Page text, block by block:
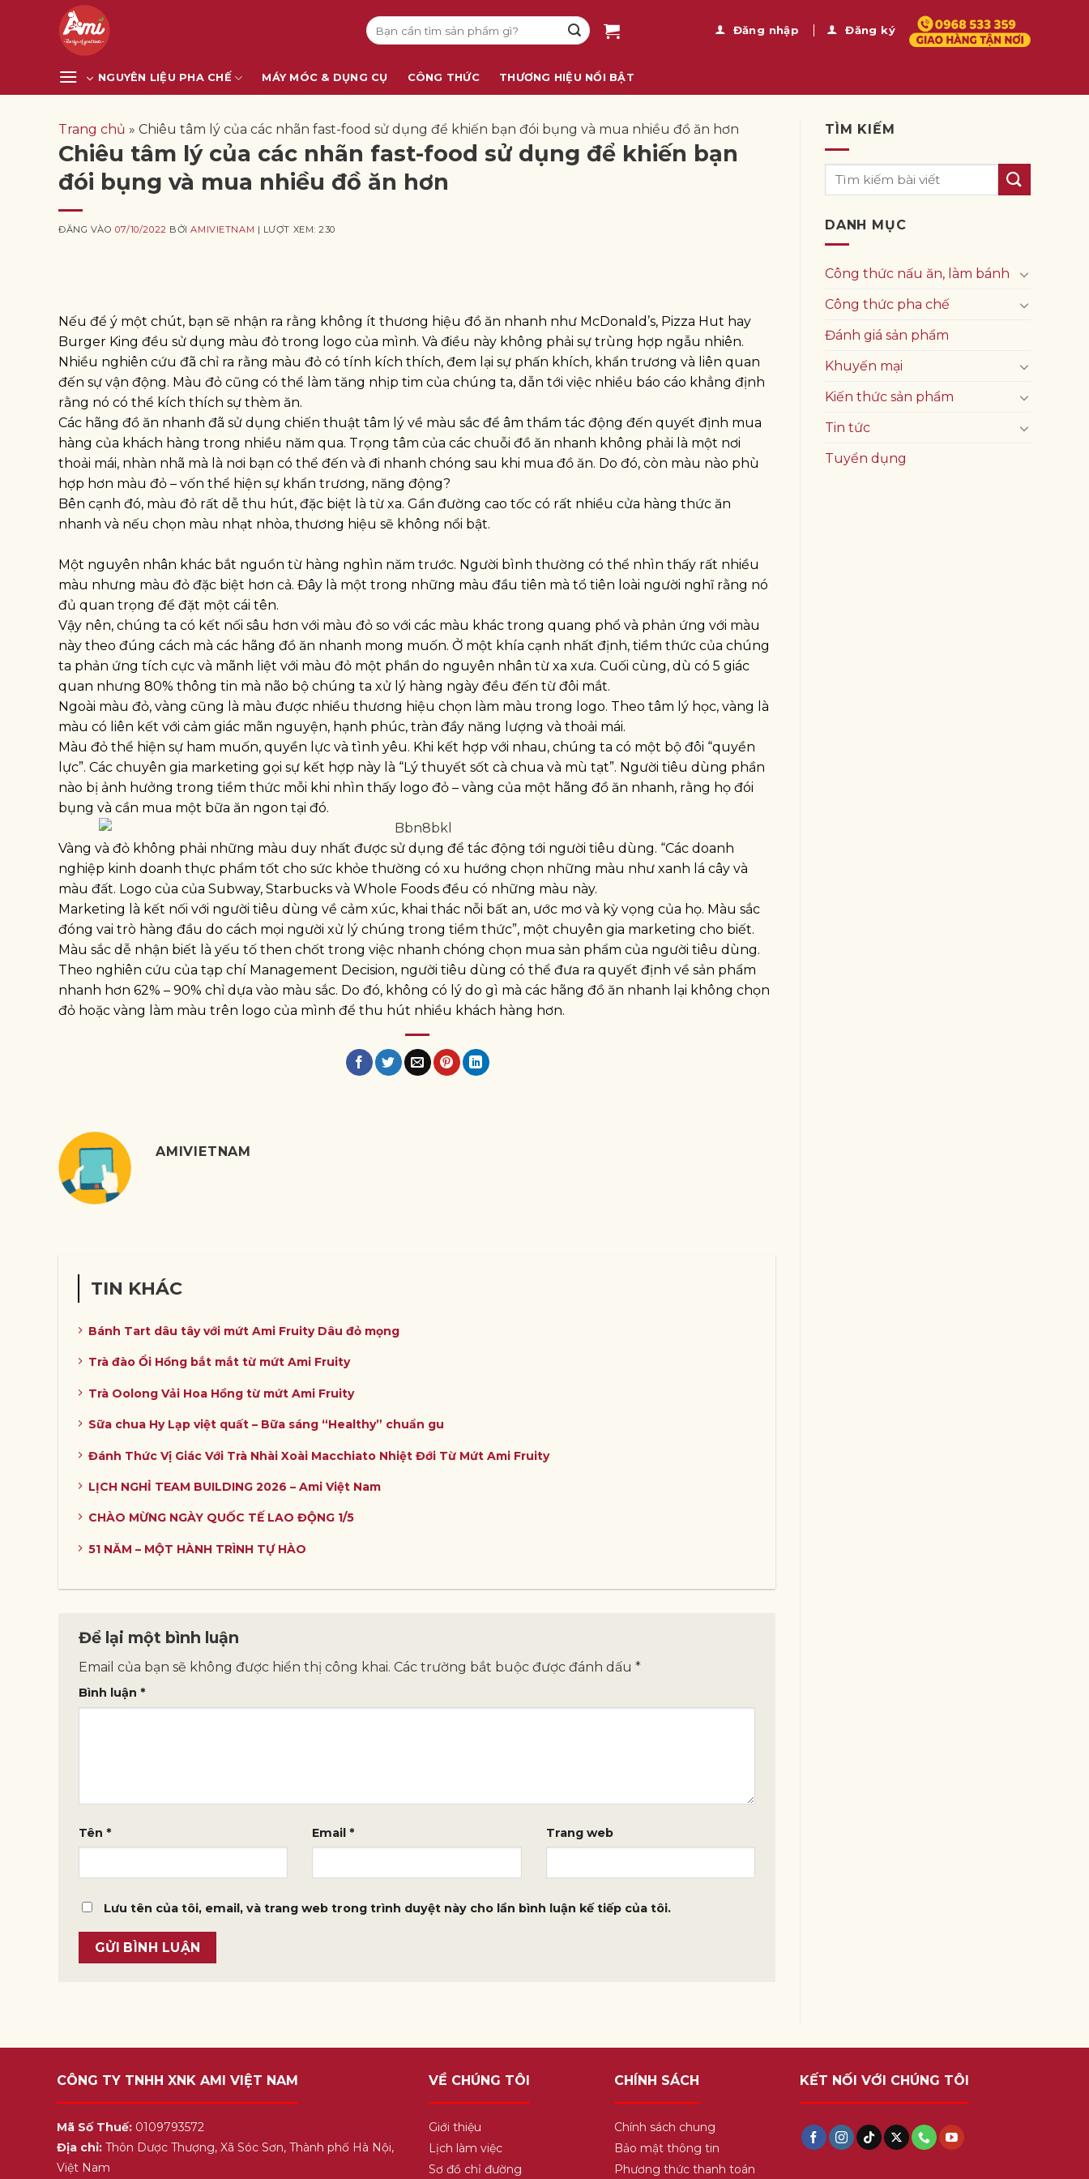
Tìm
kiếm:
Đăng nhập Đăng ký
NGUYÊN LIỆU PHA CHẾ MÁY MÓC & DỤNG CỤ CÔNG THỨC THƯƠNG HIỆU NỔI BẬT
Trang chủ » Chiêu tâm lý của các nhãn fast-food sử dụng để khiến bạn đói bụng và mua nhiều đồ ăn hơn
Chiêu tâm lý của các nhãn fast-food sử dụng để khiến bạn
đói bụng và mua nhiều đồ ăn hơn
ĐĂNG VÀO07/10/2022 BỞIAMIVIETNAM | LƯỢT XEM: 230
Nếu để ý một chút, bạn sẽ nhận ra rằng không ít thương hiệu đồ ăn nhanh như McDonald’s, Pizza Hut hay
Burger King đều sử dụng màu đỏ trong logo của mình. Và điều này không phải sự trùng hợp ngẫu nhiên.
Nhiều nghiên cứu đã chỉ ra rằng màu đỏ có tính kích thích, đem lại sự phấn khích, khẩn trương và liên quan
đến sự vận động. Màu đỏ cũng có thể làm tăng nhịp tim của chúng ta, dẫn tới việc nhiều báo cáo khẳng định
rằng nó có thể kích thích sự thèm ăn.
Các hãng đồ ăn nhanh đã sử dụng chiến thuật tâm lý về màu sắc để âm thầm tác động đến quyết định mua
hàng của khách hàng trong nhiều năm qua. Trọng tâm của các chuỗi đồ ăn nhanh không phải là một nơi
thoải mái, nhàn nhã mà là nơi bạn có thể đến và đi nhanh chóng sau khi mua đồ ăn. Do đó, còn màu nào phù
hợp hơn màu đỏ – vốn thể hiện sự khẩn trương, năng động?
Bên cạnh đó, màu đỏ rất dễ thu hút, đặc biệt là từ xa. Gần đường cao tốc có rất nhiều cửa hàng thức ăn
nhanh và nếu chọn màu nhạt nhòa, thương hiệu sẽ không nổi bật.
Một nguyên nhân khác bắt nguồn từ hàng nghìn năm trước. Người bình thường có thể nhìn thấy rất nhiều
màu nhưng màu đỏ đặc biệt hơn cả. Đây là một trong những màu đầu tiên mà tổ tiên loài người nghĩ rằng nó
đủ quan trọng để đặt một cái tên.
Vậy nên, chúng ta có kết nối sâu hơn với màu đỏ so với các màu khác trong quang phổ và phản ứng với màu
này theo đúng cách mà các hãng đồ ăn nhanh mong muốn. Ở một khía cạnh nhất định, tiềm thức của chúng
ta phản ứng tích cực và mãnh liệt với màu đỏ một phần do nguyên nhân từ xa xưa. Cuối cùng, dù có 5 giác
quan nhưng 80% thông tin mà não bộ chúng ta xử lý hàng ngày đều đến từ đôi mắt.
Ngoài màu đỏ, vàng cũng là màu được nhiều thương hiệu chọn làm màu trong logo. Theo tâm lý học, vàng là
màu có liên kết với cảm giác mãn nguyện, hạnh phúc, tràn đầy năng lượng và thoải mái.
Màu đỏ thể hiện sự ham muốn, quyền lực và tình yêu. Khi kết hợp với nhau, chúng ta có một bộ đôi “quyền
lực”. Các chuyên gia marketing gọi sự kết hợp này là “Lý thuyết sốt cà chua và mù tạt”. Người tiêu dùng phần
nào bị ảnh hưởng trong tiềm thức mỗi khi nhìn thấy logo đỏ – vàng của một hãng đồ ăn nhanh, rằng họ đói
bụng và cần mua một bữa ăn ngon tại đó.
Vàng và đỏ không phải những màu duy nhất được sử dụng để tác động tới người tiêu dùng. “Các doanh
nghiệp kinh doanh thực phẩm tốt cho sức khỏe thường có xu hướng chọn những màu như xanh lá cây và
màu đất. Logo của của Subway, Starbucks và Whole Foods đều có những màu này.
Marketing là kết nối với người tiêu dùng về cảm xúc, khai thác nỗi bất an, ước mơ và kỳ vọng của họ. Màu sắc
đóng vai trò hàng đầu do cách mọi người xử lý chúng trong tiềm thức”, một chuyên gia marketing cho biết.
Màu sắc dễ nhận biết là yếu tố then chốt trong việc nhanh chóng chọn mua sản phẩm của người tiêu dùng.
Theo nghiên cứu của tạp chí Management Decision, người tiêu dùng có thể đưa ra quyết định về sản phẩm
nhanh hơn 62% – 90% chỉ dựa vào màu sắc. Do đó, không có lý do gì mà các hãng đồ ăn nhanh lại không chọn
đỏ hoặc vàng làm màu trên logo của mình để thu hút nhiều khách hàng hơn.
AMIVIETNAM
TIN KHÁC
Bánh Tart dâu tây với mứt Ami Fruity Dâu đỏ mọng
Trà đào Ổi Hồng bắt mắt từ mứt Ami Fruity
Trà Oolong Vải Hoa Hồng từ mứt Ami Fruity
Sữa chua Hy Lạp việt quất – Bữa sáng “Healthy” chuẩn gu
Đánh Thức Vị Giác Với Trà Nhài Xoài Macchiato Nhiệt Đới Từ Mứt Ami Fruity
LỊCH NGHỈ TEAM BUILDING 2026 – Ami Việt Nam
CHÀO MỪNG NGÀY QUỐC TẾ LAO ĐỘNG 1/5
51 NĂM – MỘT HÀNH TRÌNH TỰ HÀO
Để lại một bình luận
Email của bạn sẽ không được hiển thị công khai. Các trường bắt buộc được đánh dấu *
Bình luận *
Tên * Email* Trang web
Lưu tên của tôi, email, và trang web trong trình duyệt này cho lần bình luận kế tiếp của tôi.
TÌM KIẾM
DANH MỤC
Công thức nấu ăn, làm bánh
Công thức pha chế
Đánh giá sản phẩm
Khuyến mại
Kiến thức sản phẩm
Tin tức
Tuyển dụng
CÔNG TY TNHH XNK AMI VIỆT NAM
Mã Số Thuế: 0109793572
Địa chỉ: Thôn Dược Thượng, Xã Sóc Sơn, Thành phố Hà Nội,
Việt Nam
VỀ CHÚNG TÔI
Giới thiệu
Lịch làm việc
Sơ đồ chỉ đường
CHÍNH SÁCH
Chính sách chung
Bảo mật thông tin
Phương thức thanh toán
KẾT NỐI VỚI CHÚNG TÔI